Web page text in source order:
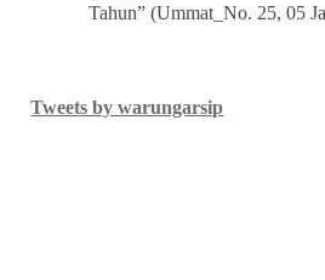
Tahun” (Ummat_No. 25, 05
Tweets by warungarsip